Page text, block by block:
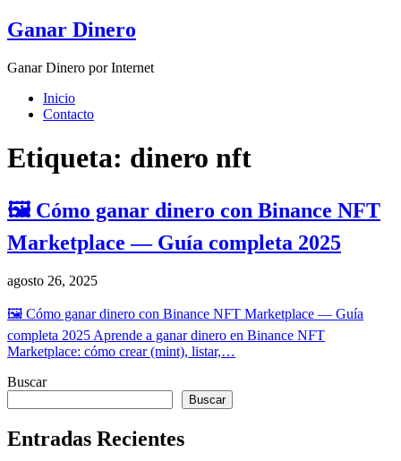
Skip
to
Ganar Dinero
Ganar Dinero por Internet
Inicio
Contacto
Etiqueta: dinero nft
🖼️ Cómo ganar dinero con Binance NFT
Marketplace — Guía completa 2025
agosto 26, 2025
🖼️ Cómo ganar dinero con Binance NFT Marketplace — Guía
completa 2025 Aprende a ganar dinero en Binance NFT
Marketplace: cómo crear (mint), listar,…
Buscar
Buscar
Entradas Recientes